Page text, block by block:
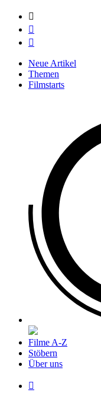



Neue Artikel
Themen
Filmstarts
Filme A-Z
Stöbern
Über uns
